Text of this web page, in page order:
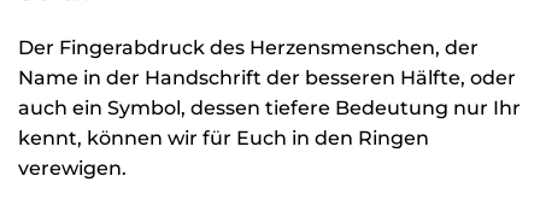
Der Fingerabdruck des Herzensmenschen, der
Name in der Handschrift der besseren Hälfte, oder
auch ein Symbol, dessen tiefere Bedeutung nur Ihr
kennt, können wir für Euch in den Ringen
verewigen.